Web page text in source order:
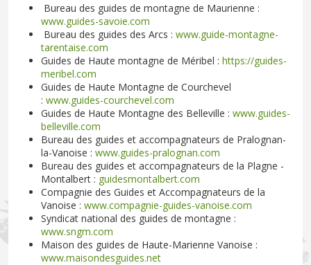
Bureau des guides de montagne de Maurienne :
www.guides-savoie.com
Bureau des guides des Arcs : www.guide-montagne-
tarentaise.com
Guides de Haute montagne de Méribel : https://guides-
meribel.com
Guides de Haute Montagne de Courchevel
: www.guides-courchevel.com
Guides de Haute Montagne des Belleville : www.guides-
belleville.com
Bureau des guides et accompagnateurs de Pralognan-
la-Vanoise : www.guides-pralognan.com
Bureau des guides et accompagnateurs de la Plagne -
Montalbert : guidesmontalbert.com
Compagnie des Guides et Accompagnateurs de la
Vanoise : www.compagnie-guides-vanoise.com
Syndicat national des guides de montagne :
www.sngm.com
Maison des guides de Haute-Marienne Vanoise :
www.maisondesguides.net